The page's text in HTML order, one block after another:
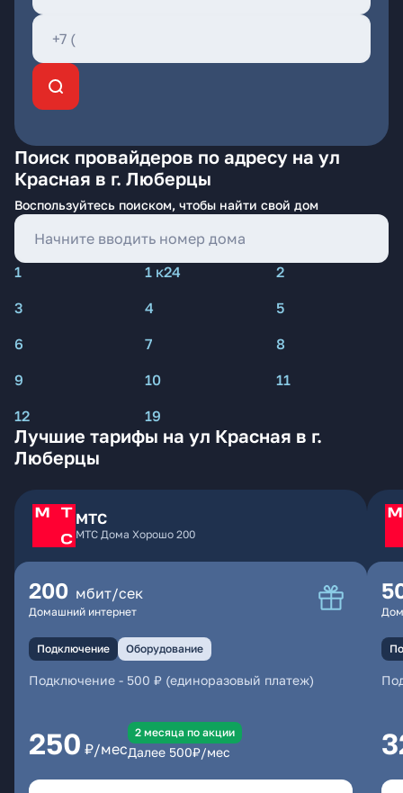
Поиск провайдеров по адресу на ул
Красная в г. Люберцы
Воспользуйтесь поиском, чтобы найти свой дом
1 1 к24
2
3
4
5
6
7
8
9
10
11
12
19
Лучшие тарифы на ул Красная в г.
Люберцы
МТС
МТС Дома Хорошо 200
200 мбит/сек
Домашний интернет
Подключение Оборудование
Подключение - 500 ₽ (единоразовый платеж)
250 ₽/мес
2 месяцa по акции
Далее 500₽/мес